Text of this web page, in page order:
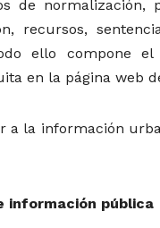
de normalización,
recursos,
ello compone
en la página web
a la información
información pública